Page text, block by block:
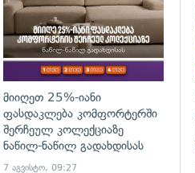
მიიღეთ 25%-იანი
ფასდაკლება კომფორტერში
შერჩეულ კოლექციაზე
ნაწილ-ნაწილ გადახდისას
7 აგვისტო, 09:27